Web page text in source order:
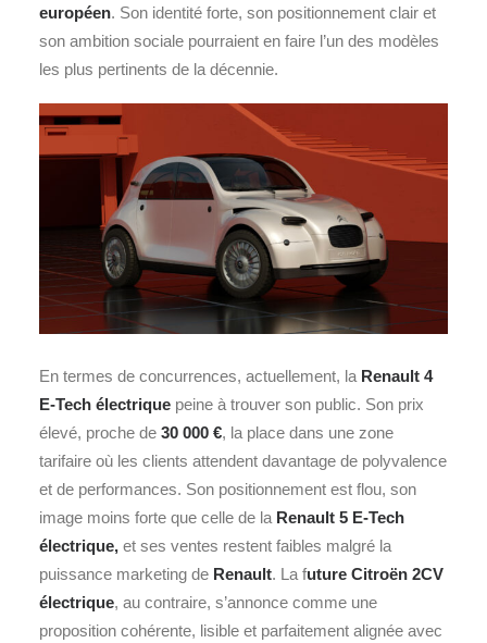
européen. Son identité forte, son positionnement clair et
son ambition sociale pourraient en faire l’un des modèles
les plus pertinents de la décennie.
En termes de concurrences, actuellement, la Renault 4
E-Tech électrique peine à trouver son public. Son prix
élevé, proche de 30 000 €, la place dans une zone
tarifaire où les clients attendent davantage de polyvalence
et de performances. Son positionnement est flou, son
image moins forte que celle de la Renault 5 E-Tech
électrique, et ses ventes restent faibles malgré la
puissance marketing de Renault. La future Citroën 2CV
électrique, au contraire, s’annonce comme une
proposition cohérente, lisible et parfaitement alignée avec